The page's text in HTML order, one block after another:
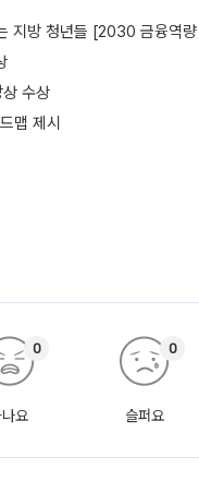
지방 청년들 [2030 금융역
수상
맵 제시
요
0
슬퍼요
0